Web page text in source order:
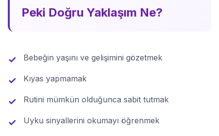
Peki Doğru Yaklaşım Ne?
✓ Bebeğin yaşını ve gelişimini gözetmek
✓ Kıyas yapmamak
✓ Rutini mümkün olduğunca sabit tutmak
✓ Uyku sinyallerini okumayı öğrenmek